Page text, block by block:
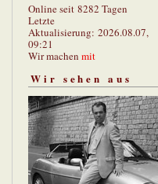
Online seit 8282 Tagen
Letzte
Aktualisierung: 2026.08.07,
09:21
Wir machen mit
Wir sehen aus